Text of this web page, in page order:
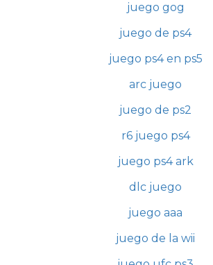
juego gog
juego de ps4
juego ps4 en ps5
arc juego
juego de ps2
r6 juego ps4
juego ps4 ark
dlc juego
juego aaa
juego de la wii